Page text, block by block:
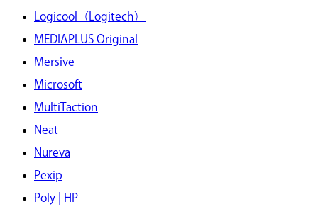
Logicool（Logitech）
MEDIAPLUS Original
Mersive
Microsoft
MultiTaction
Neat
Nureva
Pexip
Poly | HP